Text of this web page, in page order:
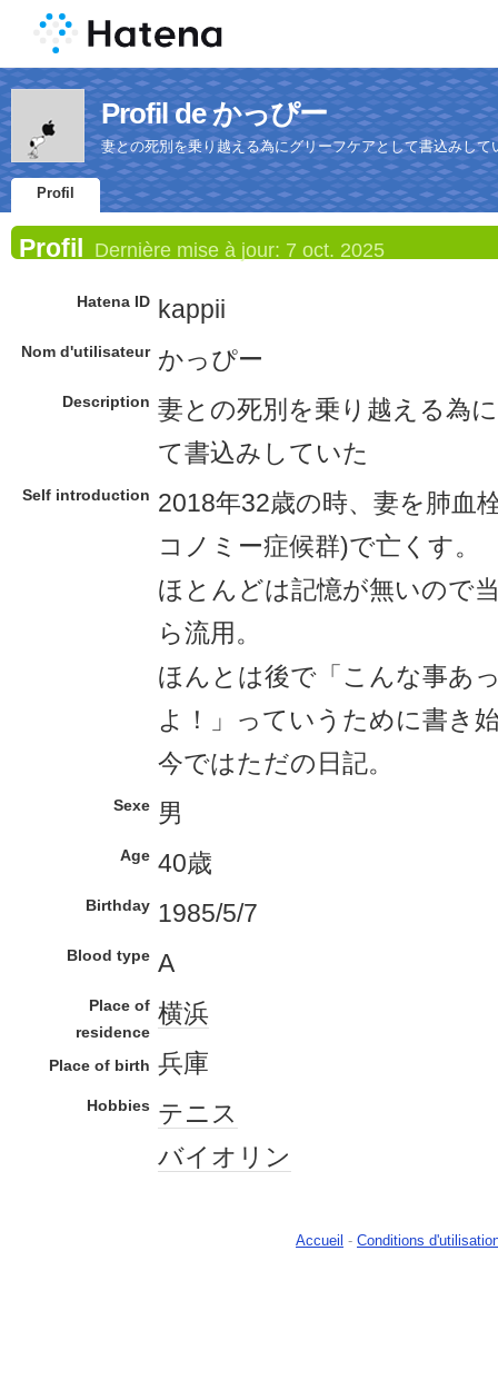
Profil de かっぴー
妻との死別を乗り越える為にグリーフケアとして書込みして
Profil
Profil Dernière mise à jour: 7 oct. 2025
Hatena ID kappii
Nom d'utilisateur かっぴー
Description 妻との死別を乗り越える為
て書込みしていた
Self introduction 2018年32歳の時、妻を肺血
コノミー症候群)で亡くす。
ほとんどは記憶が無いので
ら流用。
ほんとは後で「こんな事あ
よ！」っていうために書き
今ではただの日記。
Sexe 男
Age 40歳
Birthday 1985/5/7
Blood type A
Place of
residence
横浜
Place of birth 兵庫
Hobbies テニス
バイオリン
Accueil - Conditions